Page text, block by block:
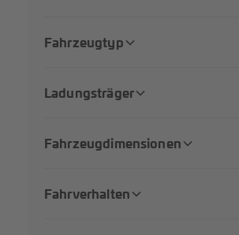
Fahrzeugtyp
Ladungsträger
Fahrzeugdimensionen
Fahrverhalten